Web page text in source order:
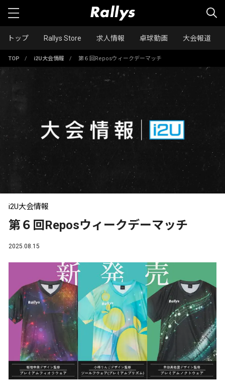
トップ Rallys Store 求人情報 卓球動画 大会報道
TOP / i2U大会情報 / 第６回Reposウィークデーマッチ
i2U大会情報
第６回Reposウィークデーマッチ
2025.08.15